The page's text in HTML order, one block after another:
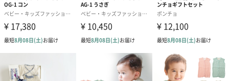
ます。 赤ちゃんの肌に負担をかけないやさしい肌触りを、ぜひ実
感してください。
商品詳細情報